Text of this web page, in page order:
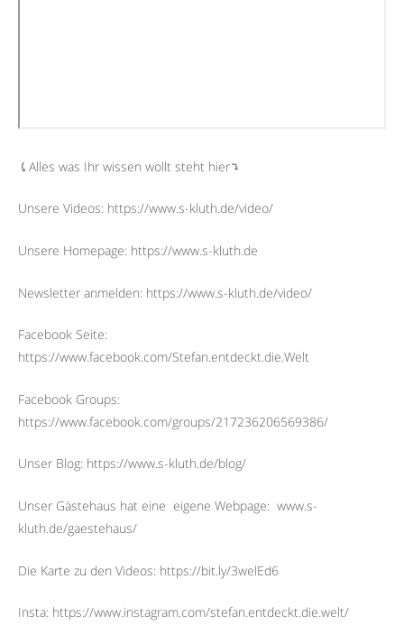
⤹Alles was Ihr wissen wollt steht hier⤵︎
Unsere Videos: https://www.s-kluth.de/video/
Unsere Homepage: https://www.s-kluth.de
Newsletter anmelden: https://www.s-kluth.de/video/
Facebook Seite:
https://www.facebook.com/Stefan.entdeckt.die.Welt
Facebook Groups:
https://www.facebook.com/groups/217236206569386/
Unser Blog: https://www.s-kluth.de/blog/
Unser Gästehaus hat eine eigene Webpage: www.s-
kluth.de/gaestehaus/
Die Karte zu den Videos: https://bit.ly/3welEd6
Insta: https://www.instagram.com/stefan.entdeckt.die.welt/